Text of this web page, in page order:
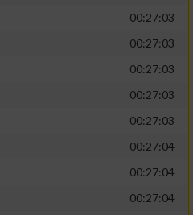
00:27:03
00:27:03
00:27:03
00:27:03
00:27:03
00:27:04
00:27:04
00:27:04